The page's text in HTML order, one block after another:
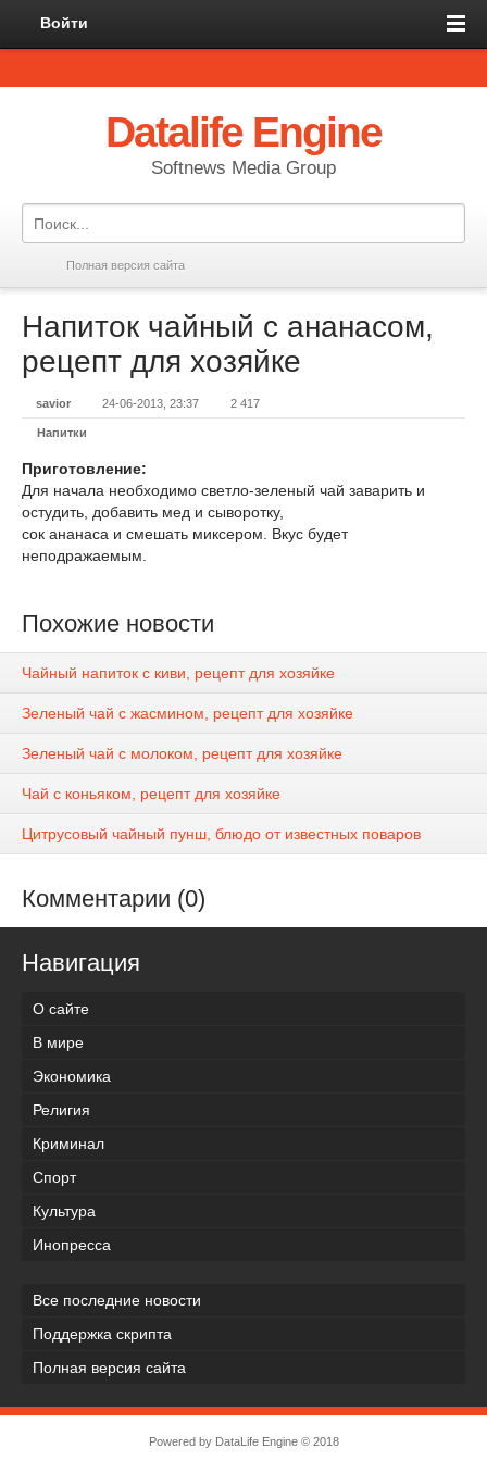
Войти
Datalife Engine
Softnews Media Group
Полная версия сайта
Напиток чайный с ананасом,
рецепт для хозяйке
savior 24-06-2013, 23:37 2 417
Напитки
Приготовление:
Для начала необходимо светло-зеленый чай заварить и
остудить, добавить мед и сыворотку,
сок ананаса и смешать миксером. Вкус будет
неподражаемым.
Похожие новости
Чайный напиток с киви, рецепт для хозяйке
Зеленый чай с жасмином, рецепт для хозяйке
Зеленый чай с молоком, рецепт для хозяйке
Чай с коньяком, рецепт для хозяйке
Цитрусовый чайный пунш, блюдо от известных поваров
Комментарии (0)
Навигация
О сайте
В мире
Экономика
Религия
Криминал
Спорт
Культура
Инопресса
Все последние новости
Поддержка скрипта
Полная версия сайта
Powered by DataLife Engine© 2018